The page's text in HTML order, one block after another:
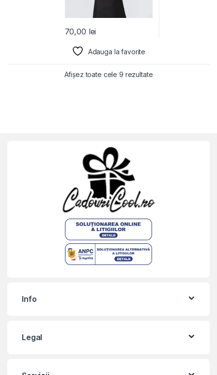
70,00 lei
Adauga la favorite
Afișez toate cele 9 rezultate
Info
Legal